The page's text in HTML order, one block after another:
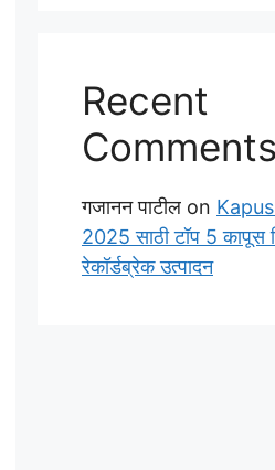
Recent
Comments
गजानन पाटील on
2025 साठी टॉप 5 कापूस
रेकॉर्डब्रेक उत्पादन